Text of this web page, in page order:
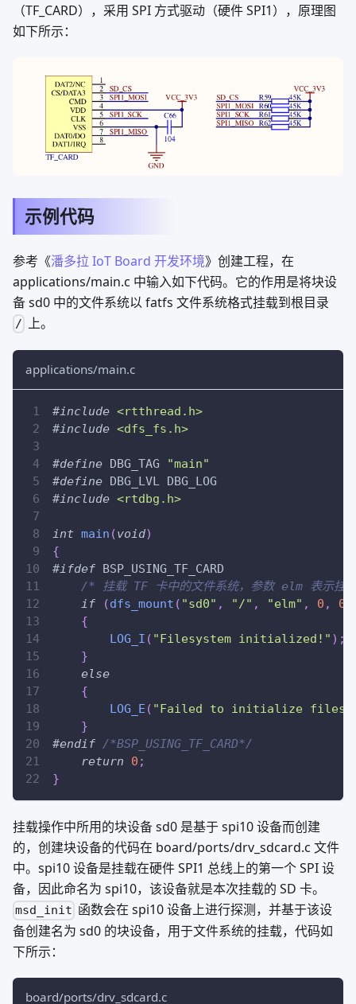
（TF_CARD），采用 SPI 方式驱动（硬件 SPI1），原理图
如下所示：
示例代码
参考《潘多拉 IoT Board 开发环境》创建工程，在
applications/main.c 中输入如下代码。它的作用是将块设
备 sd0 中的文件系统以 fatfs 文件系统格式挂载到根目录
/ 上。
applications/main.c
#include <rtthread.h>
#include <dfs_fs.h>
#define DBG_TAG
"main"
#define DBG_LVL DBG_LOG
#include <rtdbg.h>
int main (void)
{
#ifdef BSP_USING_TF_CARD
/* 挂载 TF 卡中的文件系统，参数 elm 表示挂
if
(dfs_mount ( "sd0" , "/" , "elm" , 0 , 0
{
LOG_I ( "Filesystem initialized!" ) ;
}
else
{
LOG_E ( "Failed to initialize
}
#endif /*BSP_USING_TF_CARD*/
return
0 ;
}
挂载操作中所用的块设备 sd0 是基于 spi10 设备而创建
的，创建块设备的代码在 board/ports/drv_sdcard.c 文件
中。spi10 设备是挂载在硬件 SPI1 总线上的第一个 SPI 设
备，因此命名为 spi10，该设备就是本次挂载的 SD 卡。
msd_init 函数会在 spi10 设备上进行探测，并基于该设
备创建名为 sd0 的块设备，用于文件系统的挂载，代码如
下所示：
board/ports/drv_sdcard.c